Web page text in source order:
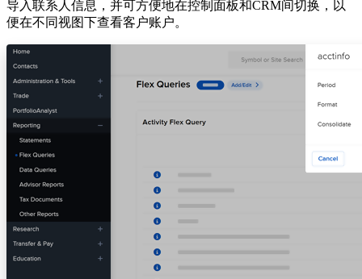
导入联系人信息，并可方便地在控制面板和CRM间切换，以
便在不同视图下查看客户账户。